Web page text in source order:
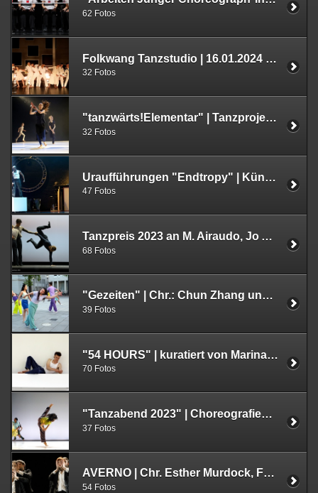
62 Fotos
Folkwang Tanzstudio | 16.01.2024 im SANAA-Gebäude auf Zollverein | UA "Stand/Still" | Chr. Jakub Truszkowski und UA "Eyes held wild horizons" | Chr. Maya M. Carroll
32 Fotos
"tanzwärts!Elementar" | Tanzprojekt mit Braunschweiger*innen | Chr.Gianni Cuccaro und Joshua Haines | 29.11.2023 | Staatstheater Braunschweig
32 Fotos
Uraufführungen "Endtropy" | Künstlerkollektiv Frantics und "A Late Summer Night's Dream" | Chr. Helge Letonja | Parktheater Iserlohn | 27.10.2023
47 Fotos
Tanzpreis 2023 an M. Airaudo, Jo Ann Endicott, L.Förster, D. Mercy, Sophia Neises, Peter Appel | Aalto Theater | 14.10.2023
68 Fotos
"Gezeiten" | Chr.: Chun Zhang und Kai Strathmann | MOVE! in town | Krefeld Rathausvorplatz | 10.08.2023
39 Fotos
"54 HOURS" | kuratiert von Marina Abramovic | Studierende der Folkwang Universität der Künste, im Museum Folkwang | 30.06. – 09.07.2023
70 Fotos
"Tanzabend 2023" | Choreografien von: Jason Jacobs, Juan Tirado, Jakub Triszkowski und Heidi Vierthaler | Studierende IZT | Folkwang Universität der Künste, Essen
37 Fotos
AVERNO | Chr. Esther Murdock, Folkwang Tanzstudio | Uraufführung 05.06.202
54 Fotos